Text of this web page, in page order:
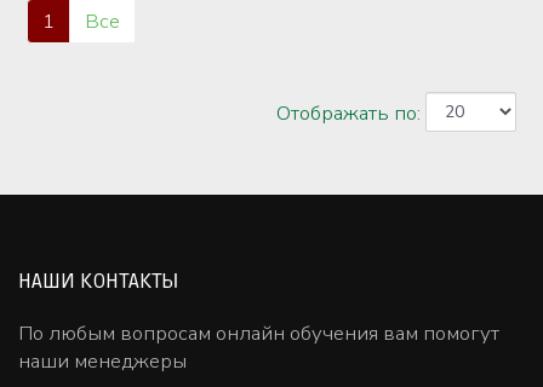
1 Все
Отображать по:
НАШИ КОНТАКТЫ
По любым вопросам онлайн обучения вам помогут
наши менеджеры